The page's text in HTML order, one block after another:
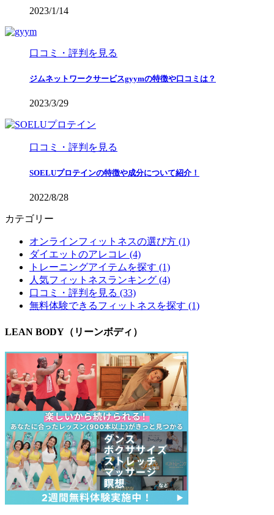
2023/1/14
口コミ・評判を見る
ジムネットワークサービスgyymの特徴や口コミは？
2023/3/29
口コミ・評判を見る
SOELUプロテインの特徴や成分について紹介！
2022/8/28
カテゴリー
オンラインフィットネスの選び方 (1)
ダイエットのアレコレ (4)
トレーニングアイテムを探す (1)
人気フィットネスランキング (4)
口コミ・評判を見る (33)
無料体験できるフィットネスを探す (1)
LEAN BODY（リーンボディ）